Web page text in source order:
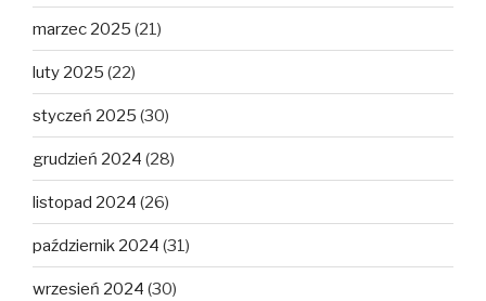
marzec 2025 (21)
luty 2025 (22)
styczeń 2025 (30)
grudzień 2024 (28)
listopad 2024 (26)
październik 2024 (31)
wrzesień 2024 (30)